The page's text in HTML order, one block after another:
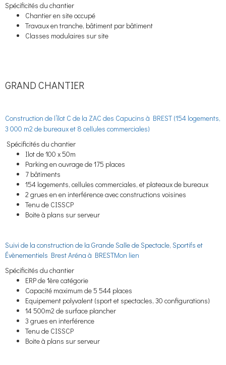
Spécificités du chantier
Chantier en site occupé
Travaux en tranche, bâtiment par bâtiment
Classes modulaires sur site
GRAND CHANTIER
Construction de l’îlot C de la ZAC des Capucins à BREST (154 logements,
3 000 m2 de bureaux et 8 cellules commerciales)
Spécificités du chantier
Ilot de 100 x 50m
Parking en ouvrage de 175 places
7 bâtiments
154 logements, cellules commerciales, et plateaux de bureaux
2 grues en en interférence avec constructions voisines
Tenu de CISSCP
Boite à plans sur serveur
Suivi de la construction de la Grande Salle de Spectacle, Sportifs et
Évènementiels Brest Aréna à BRESTMon lien
Spécificités du chantier
ERP de 1ère catégorie
Capacité maximum de 5 544 places
Equipement polyvalent (sport et spectacles, 30 configurations)
14 500m2 de surface plancher
3 grues en interférence
Tenu de CISSCP
Boite à plans sur serveur